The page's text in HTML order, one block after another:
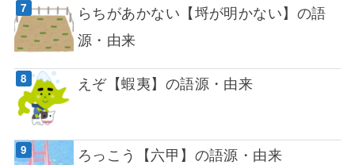
らちがあかない【埒が明かない】の語
源・由来
えぞ【蝦夷】の語源・由来
ろっこう【六甲】の語源・由来